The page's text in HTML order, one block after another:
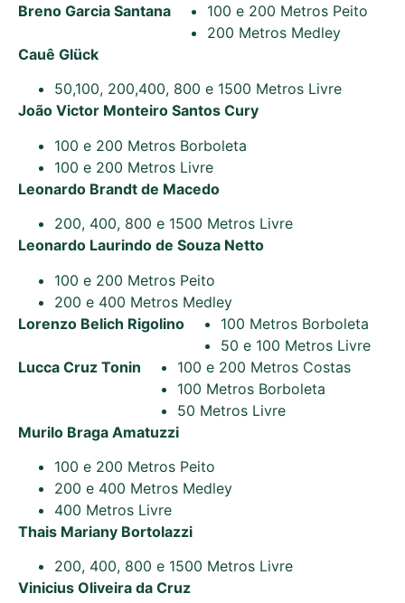
Breno Garcia Santana
100 e 200 Metros Peito
200 Metros Medley
Cauê Glück
50,100, 200,400, 800 e 1500 Metros Livre
João Victor Monteiro Santos Cury
100 e 200 Metros Borboleta
100 e 200 Metros Livre
Leonardo Brandt de Macedo
200, 400, 800 e 1500 Metros Livre
Leonardo Laurindo de Souza Netto
100 e 200 Metros Peito
200 e 400 Metros Medley
Lorenzo Belich Rigolino
100 Metros Borboleta
50 e 100 Metros Livre
Lucca Cruz Tonin
100 e 200 Metros Costas
100 Metros Borboleta
50 Metros Livre
Murilo Braga Amatuzzi
100 e 200 Metros Peito
200 e 400 Metros Medley
400 Metros Livre
Thais Mariany Bortolazzi
200, 400, 800 e 1500 Metros Livre
Vinicius Oliveira da Cruz